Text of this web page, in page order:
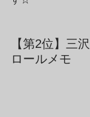
【第2位】三
ロールメモ